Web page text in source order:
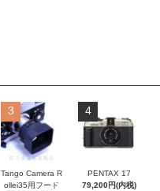
3
Tango Camera R
ollei35用フード
4
PENTAX 17
79,200円(内税)